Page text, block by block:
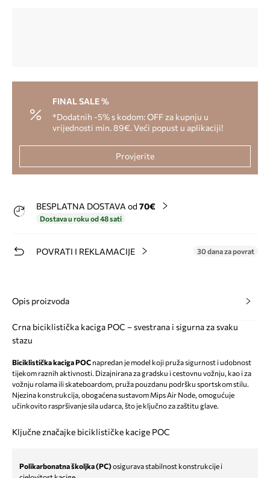
FINAL SALE %
*Dodatnih -5% s kodom: OFF za kupnju u
vrijednosti min. 89€. Veći popust u aplikaciji!
Provjerite
BESPLATNA DOSTAVA od 70€
Dostava u roku od 48 sati
POVRATI I REKLAMACIJE 30 dana za povrat
Opis proizvoda
Crna biciklistička kaciga POC – svestrana i sigurna za svaku
stazu
Biciklistička kaciga POC napredan je model koji pruža sigurnost i udobnost
tijekom raznih aktivnosti. Dizajnirana za gradsku i cestovnu vožnju, kao i za
vožnju rolama ili skateboardom, pruža pouzdanu podršku sportskom stilu.
Njezina konstrukcija, obogaćena sustavom Mips Air Node, omogućuje
učinkovito raspršivanje sila udarca, što je ključno za zaštitu glave.
Ključne značajke biciklističke kacige POC
Polikarbonatna školjka (PC)osigurava stabilnost konstrukcije i